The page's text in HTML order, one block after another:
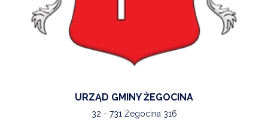
URZĄD GMINY ŻEGOCINA
32 - 731 Żegocina 316